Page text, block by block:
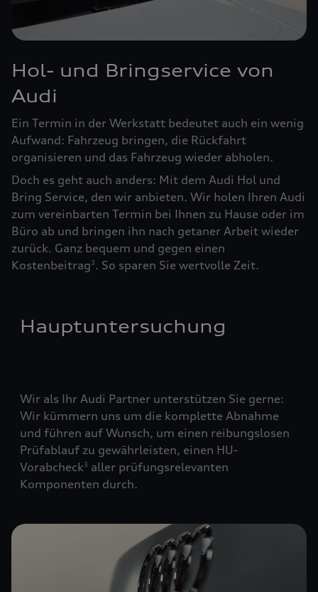
Hol- und Bringservice von
Audi
Ein Termin in der Werkstatt bedeutet auch ein wenig
Aufwand: Fahrzeug bringen, die Rückfahrt
organisieren und das Fahrzeug wieder abholen.
Doch es geht auch anders: Mit dem Audi Hol und
Bring Service, den wir anbieten. Wir holen Ihren Audi
zum vereinbarten Termin bei Ihnen zu Hause oder im
Büro ab und bringen ihn nach getaner Arbeit wieder
zurück. Ganz bequem und gegen einen
Kostenbeitrag3. So sparen Sie wertvolle Zeit.
Hauptuntersuchung
Wir als Ihr Audi Partner unterstützen Sie gerne:
Wir kümmern uns um die komplette Abnahme
und führen auf Wunsch, um einen reibungslosen
Prüfablauf zu gewährleisten, einen HU-
Vorabcheck3 aller prüfungsrelevanten
Komponenten durch.